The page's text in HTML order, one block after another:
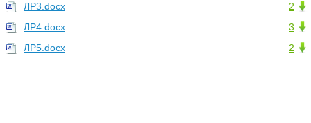
2
ЛР3.docx
3
ЛР4.docx
2
ЛР5.docx